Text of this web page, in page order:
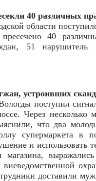
40 различных
области
40
51 нарушитель
устроивших
поступил
Через несколько
что два
супермаркета в
и использовать
магазина,
доставили